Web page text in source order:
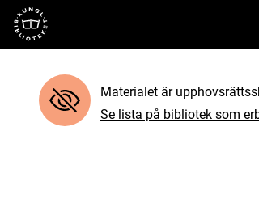
Till startsidan
Materialet är
Se lista på bibliotek som